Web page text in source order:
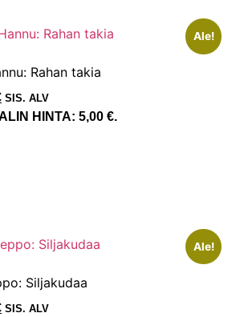
Ale!
Rahan takia
SIS. ALV
HINTA: 5,00 €.
Ale!
Siljakudaa
SIS. ALV